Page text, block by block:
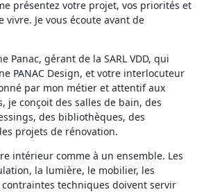
présentez votre projet, vos priorités et
vivre. Je vous écoute avant de
Panac, gérant de la SARL VDD, qui
PANAC Design, et votre interlocuteur
par mon métier et attentif aux
je conçoit des salles de bain, des
des bibliothèques, des
projets de rénovation.
intérieur comme à un ensemble. Les
la lumière, le mobilier, les
techniques doivent servir